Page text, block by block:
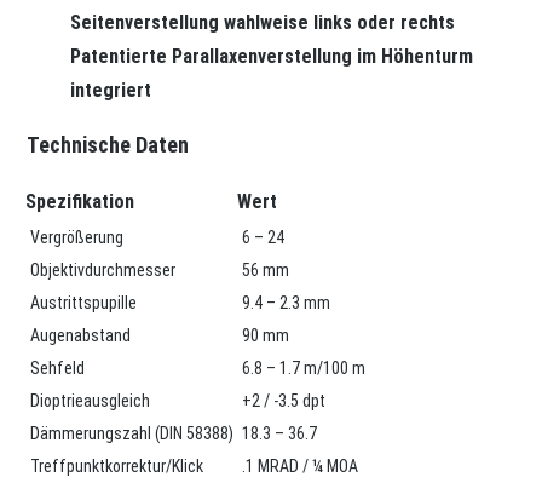
Seitenverstellung wahlweise links oder rechts
Patentierte Parallaxenverstellung im Höhenturm
integriert
Technische Daten
Spezifikation Wert
Vergrößerung
6 – 24
Objektivdurchmesser
56 mm
Austrittspupille
9.4 – 2.3 mm
Augenabstand
90 mm
Sehfeld
6.8 – 1.7 m/100 m
Dioptrieausgleich
+2 / -3.5 dpt
Dämmerungszahl (DIN 58388) 18.3 – 36.7
Treffpunktkorrektur/Klick
.1 MRAD / ¼ MOA